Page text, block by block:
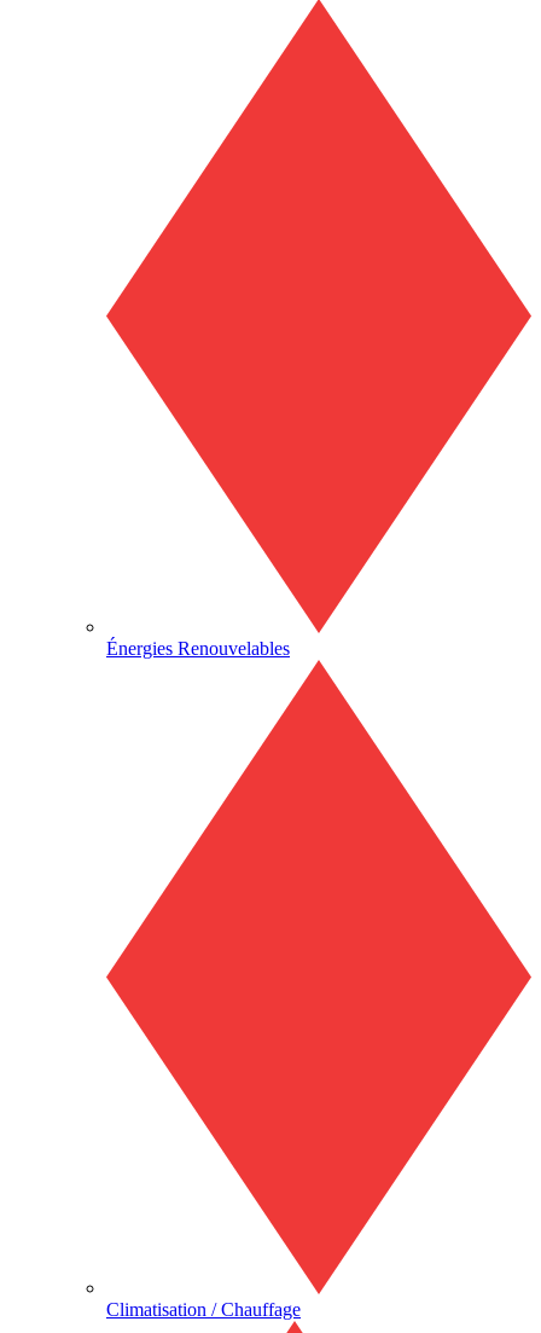
Énergies Renouvelables
Climatisation / Chauffage